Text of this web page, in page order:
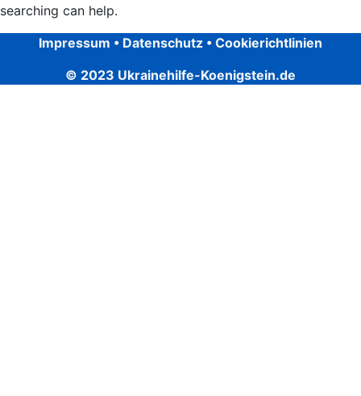
searching can help.
Impressum • Datenschutz • Cookierichtlinien
© 2023 Ukrainehilfe-Koenigstein.de